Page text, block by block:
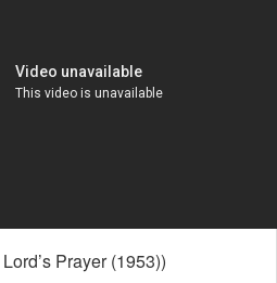
Prayer (1953))